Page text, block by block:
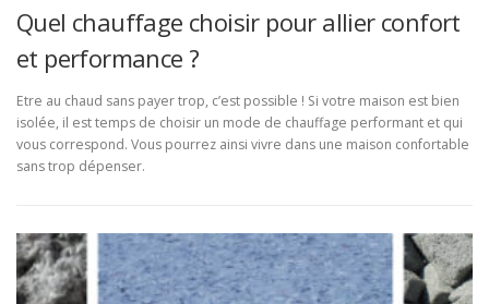
Quel chauffage choisir pour allier confort
et performance ?
Etre au chaud sans payer trop, c’est possible ! Si votre maison est bien
isolée, il est temps de choisir un mode de chauffage performant et qui
vous correspond. Vous pourrez ainsi vivre dans une maison confortable
sans trop dépenser.